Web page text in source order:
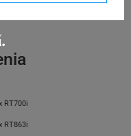
Cieszyn (Polska)
730811399
RT700i
RT863i